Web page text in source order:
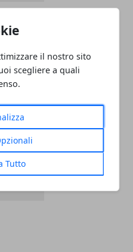
il nostro sito
scegliere a quali
Tutto
ALLE
- OUTLET CASTEL